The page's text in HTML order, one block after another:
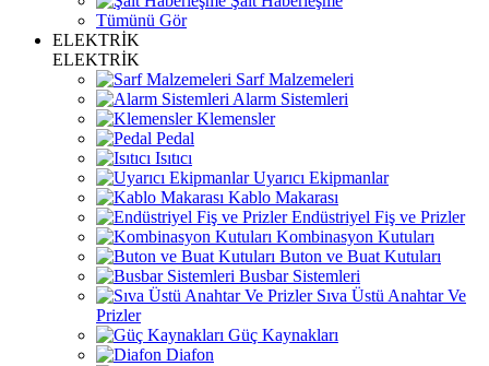
Tümünü Gör
ELEKTRİK
ELEKTRİK
Sarf Malzemeleri
Alarm Sistemleri
Klemensler
Pedal
Isıtıcı
Uyarıcı Ekipmanlar
Kablo Makarası
Endüstriyel Fiş ve Prizler
Kombinasyon Kutuları
Buton ve Buat Kutuları
Busbar Sistemleri
Sıva Üstü Anahtar Ve
Prizler
Güç Kaynakları
Diafon